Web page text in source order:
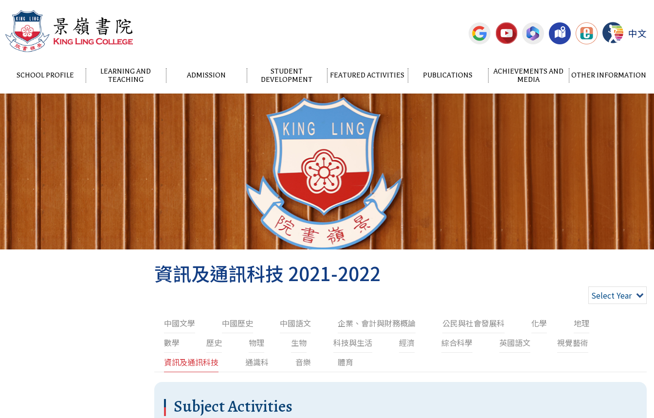
中文
SCHOOL PROFILE
LEARNING AND
TEACHING
ADMISSION
STUDENT
DEVELOPMENT
FEATURED ACTIVITIES PUBLICATIONS
ACHIEVEMENTS AND
MEDIA
OTHER INFORMATION
資訊及通訊科技 2021-2022
Select Year
中國文學 中國歷史 中國語文 企業、會計與財務概論 公民與社會發展科 化學
地理
數學
歷史 物理 生物 科技與生活 經濟 綜合科學 英國語文
視覺藝術
資訊及通訊科技
通識科 音樂 體育
Subject Activities